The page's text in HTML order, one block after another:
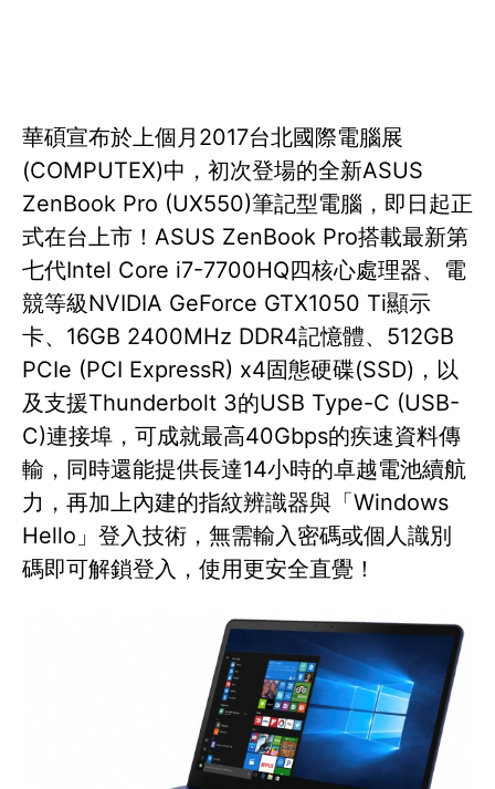
華碩宣布於上個月2017台北國際電腦展
(COMPUTEX)中，初次登場的全新ASUS
ZenBook Pro (UX550)筆記型電腦，即日起正
式在台上市！ASUS ZenBook Pro搭載最新第
七代Intel Core i7-7700HQ四核心處理器、電
競等級NVIDIA GeForce GTX1050 Ti顯示
卡、16GB 2400MHz DDR4記憶體、512GB
PCIe (PCI ExpressR) x4固態硬碟(SSD)，以
及支援Thunderbolt 3的USB Type-C (USB-
C)連接埠，可成就最高40Gbps的疾速資料傳
輸，同時還能提供長達14小時的卓越電池續航
力，再加上內建的指紋辨識器與「Windows
Hello」登入技術，無需輸入密碼或個人識別
碼即可解鎖登入，使用更安全直覺！